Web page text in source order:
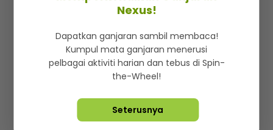
Iklan di SMG360
Terma & Syarat Dasar Privasi
Lebih hot, viral dan sensasi
Hakcipta Terpelihara ©2026. Star Media Group Berhad
Nexus!
Dapatkan ganjaran sambil membaca!
Kumpul mata ganjaran menerusi
pelbagai aktiviti harian dan tebus di Spin-
the-Wheel!
Seterusnya